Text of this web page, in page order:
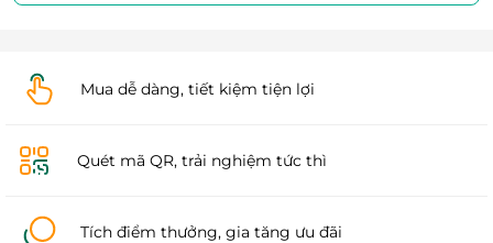
Mua dễ dàng, tiết kiệm tiện lợi
Quét mã QR, trải nghiệm tức thì
Tích điểm thưởng, gia tăng ưu đãi